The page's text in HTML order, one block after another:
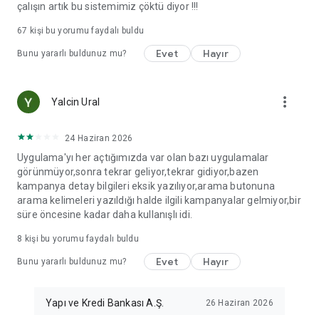
çalışın artık bu sistemimiz çöktü diyor !!!
67 kişi bu yorumu faydalı buldu
Bunu yararlı buldunuz mu? Evet Hayır
Yalcin Ural more_vert
24 Haziran 2026
Uygulama'yı her açtığımızda var olan bazı uygulamalar
görünmüyor,sonra tekrar geliyor,tekrar gidiyor,bazen
kampanya detay bilgileri eksik yazılıyor,arama butonuna
arama kelimeleri yazıldığı halde ilgili kampanyalar gelmiyor,bir
süre öncesine kadar daha kullanışlı idi.
8 kişi bu yorumu faydalı buldu
Bunu yararlı buldunuz mu? Evet Hayır
Yapı ve Kredi Bankası A.Ş. 26 Haziran 2026